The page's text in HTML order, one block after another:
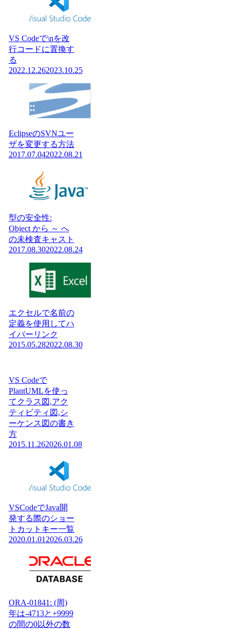
VS Codeで\nを改
行コードに置換す
る
2022.12.262023.10.25
EclipseのSVNユー
ザを変更する方法
2017.07.042022.08.21
型の安全性:
Object から ～ へ
の未検査キャスト
2017.08.302022.08.24
エクセルで名前の
定義を使用してハ
イパーリンク
2015.05.282022.08.30
VS Codeで
PlantUMLを使っ
てクラス図,アク
ティビティ図,シ
ーケンス図の書き
方
2015.11.262026.01.08
VSCodeでJava開
発する際のショー
トカットキー一覧
2020.01.01 2026.03.26
ORA-01841: (周)
年は-4713と+9999
の間の0以外の数